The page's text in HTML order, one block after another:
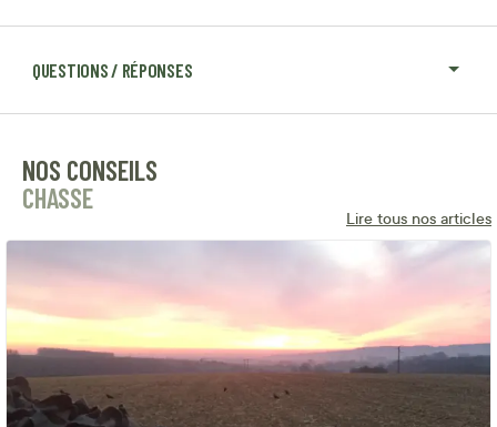
QUESTIONS / RÉPONSES
NOS CONSEILS
CHASSE
Lire tous nos articles